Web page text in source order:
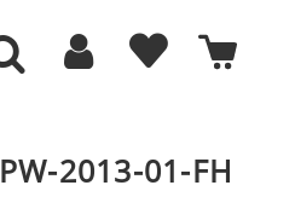
PW-2013-01-FH